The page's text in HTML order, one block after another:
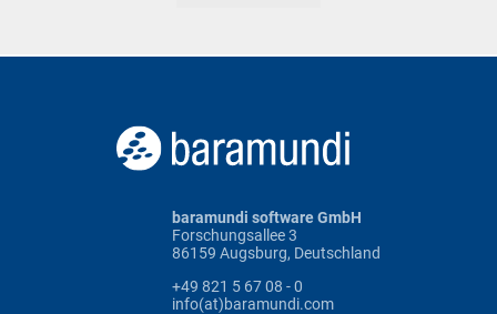
baramundi software GmbH
Forschungsallee 3
86159 Augsburg, Deutschland
+49 821 5 67 08 - 0
info(at)baramundi.com